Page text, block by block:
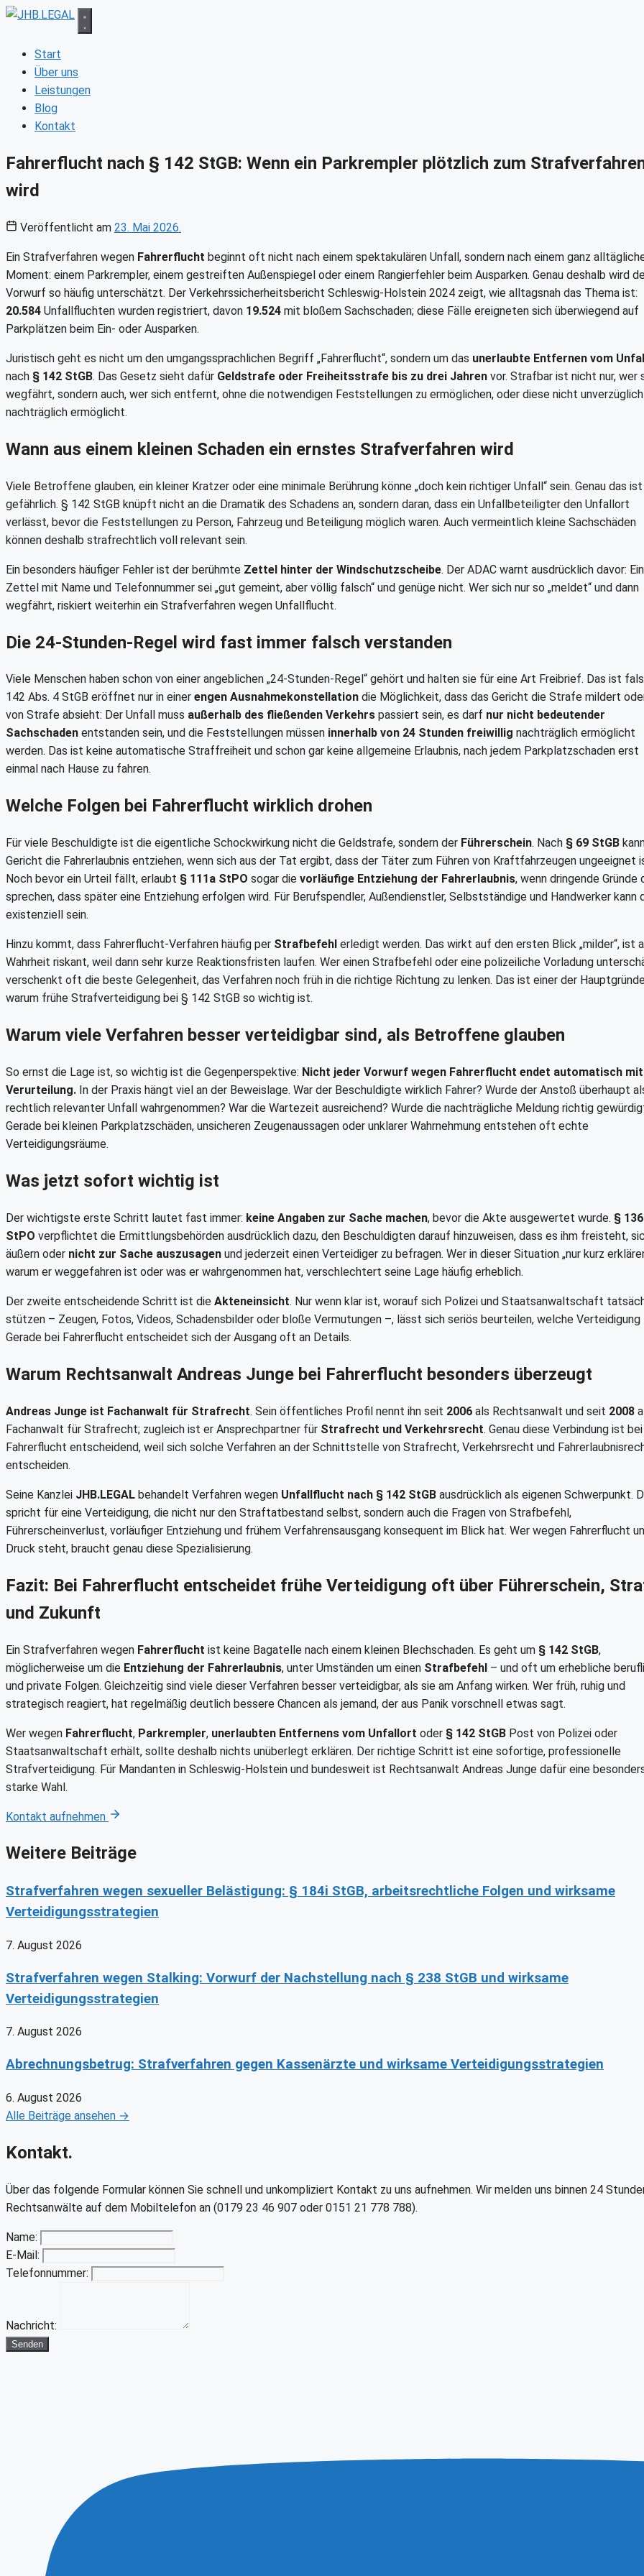
Zum
springenStart
Über uns
Leistungen
Blog
Kontakt
Fahrerflucht nach § 142 StGB: Wenn ein Parkrempler plötzlich zum
wird
Veröffentlicht am 23. Mai 2026.
Ein Strafverfahren wegen Fahrerflucht beginnt oft nicht nach einem spektakulären Unfall, sondern nach einem ganz
Moment: einem Parkrempler, einem gestreiften Außenspiegel oder einem Rangierfehler beim Ausparken. Genau deshalb wird
Vorwurf so häufig unterschätzt. Der Verkehrssicherheitsbericht Schleswig-Holstein 2024 zeigt, wie alltagsnah das Thema ist:
20.584 Unfallfluchten wurden registriert, davon 19.524 mit bloßem Sachschaden; diese Fälle ereigneten sich überwiegend auf
Parkplätzen beim Ein- oder Ausparken.
Juristisch geht es nicht um den umgangssprachlichen Begriff „Fahrerflucht“, sondern um das unerlaubte Entfernen vom
nach § 142 StGB. Das Gesetz sieht dafür Geldstrafe oder Freiheitsstrafe bis zu drei Jahren vor. Strafbar ist nicht nur, wer
wegfährt, sondern auch, wer sich entfernt, ohne die notwendigen Feststellungen zu ermöglichen, oder diese nicht unverzüglich
nachträglich ermöglicht.
Wann aus einem kleinen Schaden ein ernstes Strafverfahren wird
Viele Betroffene glauben, ein kleiner Kratzer oder eine minimale Berührung könne „doch kein richtiger Unfall“ sein. Genau das ist
gefährlich. § 142 StGB knüpft nicht an die Dramatik des Schadens an, sondern daran, dass ein Unfallbeteiligter den Unfallort
verlässt, bevor die Feststellungen zu Person, Fahrzeug und Beteiligung möglich waren. Auch vermeintlich kleine Sachschäden
können deshalb strafrechtlich voll relevant sein.
Ein besonders häufiger Fehler ist der berühmte Zettel hinter der Windschutzscheibe. Der ADAC warnt ausdrücklich davor: Ein
Zettel mit Name und Telefonnummer sei „gut gemeint, aber völlig falsch“ und genüge nicht. Wer sich nur so „meldet“ und dann
wegfährt, riskiert weiterhin ein Strafverfahren wegen Unfallflucht.
Die 24-Stunden-Regel wird fast immer falsch verstanden
Viele Menschen haben schon von einer angeblichen „24-Stunden-Regel“ gehört und halten sie für eine Art Freibrief. Das ist
142 Abs. 4 StGB eröffnet nur in einer engen Ausnahmekonstellation die Möglichkeit, dass das Gericht die Strafe mildert
von Strafe absieht: Der Unfall muss außerhalb des fließenden Verkehrs passiert sein, es darf nur nicht bedeutender
Sachschaden entstanden sein, und die Feststellungen müssen innerhalb von 24 Stunden freiwillig nachträglich ermöglicht
werden. Das ist keine automatische Straffreiheit und schon gar keine allgemeine Erlaubnis, nach jedem Parkplatzschaden erst
einmal nach Hause zu fahren.
Welche Folgen bei Fahrerflucht wirklich drohen
Für viele Beschuldigte ist die eigentliche Schockwirkung nicht die Geldstrafe, sondern der Führerschein. Nach § 69 StGB
Gericht die Fahrerlaubnis entziehen, wenn sich aus der Tat ergibt, dass der Täter zum Führen von Kraftfahrzeugen ungeeignet
Noch bevor ein Urteil fällt, erlaubt § 111a StPO sogar die vorläufige Entziehung der Fahrerlaubnis, wenn dringende Gründe
sprechen, dass später eine Entziehung erfolgen wird. Für Berufspendler, Außendienstler, Selbstständige und Handwerker kann
existenziell sein.
Hinzu kommt, dass Fahrerflucht-Verfahren häufig per Strafbefehl erledigt werden. Das wirkt auf den ersten Blick „milder“, ist
Wahrheit riskant, weil dann sehr kurze Reaktionsfristen laufen. Wer einen Strafbefehl oder eine polizeiliche Vorladung
verschenkt oft die beste Gelegenheit, das Verfahren noch früh in die richtige Richtung zu lenken. Das ist einer der
warum frühe Strafverteidigung bei § 142 StGB so wichtig ist.
Warum viele Verfahren besser verteidigbar sind, als Betroffene glauben
So ernst die Lage ist, so wichtig ist die Gegenperspektive: Nicht jeder Vorwurf wegen Fahrerflucht endet automatisch
Verurteilung. In der Praxis hängt viel an der Beweislage. War der Beschuldigte wirklich Fahrer? Wurde der Anstoß überhaupt
rechtlich relevanter Unfall wahrgenommen? War die Wartezeit ausreichend? Wurde die nachträgliche Meldung richtig
Gerade bei kleinen Parkplatzschäden, unsicheren Zeugenaussagen oder unklarer Wahrnehmung entstehen oft echte
Verteidigungsräume.
Was jetzt sofort wichtig ist
Der wichtigste erste Schritt lautet fast immer: keine Angaben zur Sache machen, bevor die Akte ausgewertet wurde. § 136
StPO verpflichtet die Ermittlungsbehörden ausdrücklich dazu, den Beschuldigten darauf hinzuweisen, dass es ihm freisteht,
äußern oder nicht zur Sache auszusagen und jederzeit einen Verteidiger zu befragen. Wer in dieser Situation „nur kurz
warum er weggefahren ist oder was er wahrgenommen hat, verschlechtert seine Lage häufig erheblich.
Der zweite entscheidende Schritt ist die Akteneinsicht. Nur wenn klar ist, worauf sich Polizei und Staatsanwaltschaft
stützen – Zeugen, Fotos, Videos, Schadensbilder oder bloße Vermutungen –, lässt sich seriös beurteilen, welche
Gerade bei Fahrerflucht entscheidet sich der Ausgang oft an Details.
Warum Rechtsanwalt Andreas Junge bei Fahrerflucht besonders überzeugt
Andreas Junge ist Fachanwalt für Strafrecht. Sein öffentliches Profil nennt ihn seit 2006 als Rechtsanwalt und seit 2008
Fachanwalt für Strafrecht; zugleich ist er Ansprechpartner für Strafrecht und Verkehrsrecht. Genau diese Verbindung ist bei
Fahrerflucht entscheidend, weil sich solche Verfahren an der Schnittstelle von Strafrecht, Verkehrsrecht und
entscheiden.
Seine Kanzlei JHB.LEGAL behandelt Verfahren wegen Unfallflucht nach § 142 StGB ausdrücklich als eigenen Schwerpunkt.
spricht für eine Verteidigung, die nicht nur den Straftatbestand selbst, sondern auch die Fragen von Strafbefehl,
Führerscheinverlust, vorläufiger Entziehung und frühem Verfahrensausgang konsequent im Blick hat. Wer wegen Fahrerflucht
Druck steht, braucht genau diese Spezialisierung.
Fazit: Bei Fahrerflucht entscheidet frühe Verteidigung oft über Führerschein,
und Zukunft
Ein Strafverfahren wegen Fahrerflucht ist keine Bagatelle nach einem kleinen Blechschaden. Es geht um § 142 StGB,
möglicherweise um die Entziehung der Fahrerlaubnis, unter Umständen um einen Strafbefehl – und oft um erhebliche
und private Folgen. Gleichzeitig sind viele dieser Verfahren besser verteidigbar, als sie am Anfang wirken. Wer früh, ruhig und
strategisch reagiert, hat regelmäßig deutlich bessere Chancen als jemand, der aus Panik vorschnell etwas sagt.
Wer wegen Fahrerflucht, Parkrempler, unerlaubten Entfernens vom Unfallort oder § 142 StGB Post von Polizei oder
Staatsanwaltschaft erhält, sollte deshalb nichts unüberlegt erklären. Der richtige Schritt ist eine sofortige, professionelle
Strafverteidigung. Für Mandanten in Schleswig-Holstein und bundesweit ist Rechtsanwalt Andreas Junge dafür eine
starke Wahl.
Kontakt aufnehmen
Weitere Beiträge
Strafverfahren wegen sexueller Belästigung: § 184i StGB, arbeitsrechtliche Folgen und wirksame
Verteidigungsstrategien
7. August 2026
Strafverfahren wegen Stalking: Vorwurf der Nachstellung nach § 238 StGB und wirksame
Verteidigungsstrategien
7. August 2026
Abrechnungsbetrug: Strafverfahren gegen Kassenärzte und wirksame Verteidigungsstrategien
6. August 2026
Alle Beiträge ansehen →
Kontakt.
Über das folgende Formular können Sie schnell und unkompliziert Kontakt zu uns aufnehmen. Wir melden uns binnen 24
Rechtsanwälte auf dem Mobiltelefon an (0179 23 46 907 oder 0151 21 778 788).
Name:
E-Mail:
Telefonnummer:
Nachricht:
Senden